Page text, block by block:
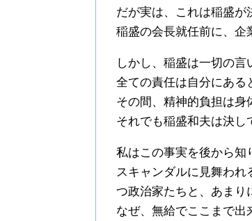
だが実は、これは稲盛が
稲盛の会長就任前に、企
しかし、稲盛は一切の言
全ての責任は自分にある
その間、精神的負担は身
それでも稲盛和夫は決し
私はこの事実を後から知
スキャンダルに見舞わ
つ政治家たちと、あまり
なぜ、無給でここまで出